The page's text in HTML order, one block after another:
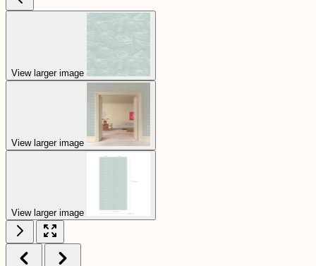
View larger image
View larger image
View larger image